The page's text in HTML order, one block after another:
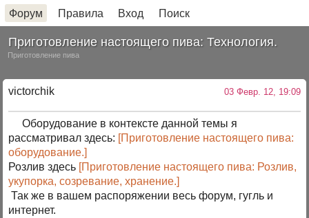
Форум Правила Вход Поиск
Приготовление настоящего пива: Технология.
Приготовление пива
victorchik 03 Февр. 12, 19:09
Оборудование в контексте данной темы я
рассматривал здесь: [Приготовление настоящего пива:
оборудование.]
Розлив здесь [Приготовление настоящего пива: Розлив,
укупорка, созревание, хранение.]
Так же в вашем распоряжении весь форум, гугль и
интернет.